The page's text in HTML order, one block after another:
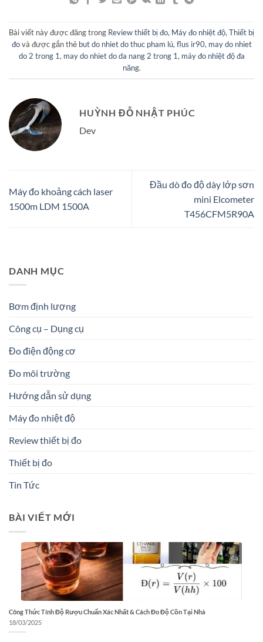
Bài viết này được đăng trong Review thiết bị đo, Máy đo nhiệt độ, Thiết bị
đovà được gắn thẻ but do nhiet do thuc pham lú, flus ir90, may do nhiet
do 2 trong 1, may do nhiet do da nang 2 trong 1, máy đo nhiệt độ đa
năng.
HUỲNH ĐỖ NHẬT PHÚC
Dev
Máy đo khoảng cách laser
1500m LDM 1500A
Đầu dò đo độ dày lớp sơn
mini Elcometer
T456CFM5R90A
DANH MỤC
Bơm định lượng
Công cụ – Dụng cụ
Đo điện động cơ
Đo môi trường
Hướng dẫn sử dụng
Máy đo nhiệt độ
Review thiết bị đo
Thiết bị đo
Tin Tức
BÀI VIẾT MỚI
Công Thức Tính Độ Rượu Chuẩn Xác Nhất & Cách Đo Độ Cồn Tại Nhà
18/03/2025